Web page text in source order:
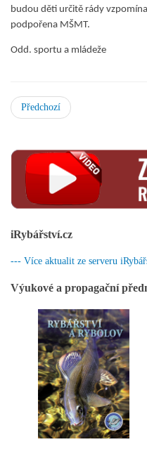
budou děti určitě rády
podpořena MŠMT.
Odd. sportu a mládeže
Předchozí
iRybářství.cz
--- Více aktualit ze serveru
Výukové a propagační